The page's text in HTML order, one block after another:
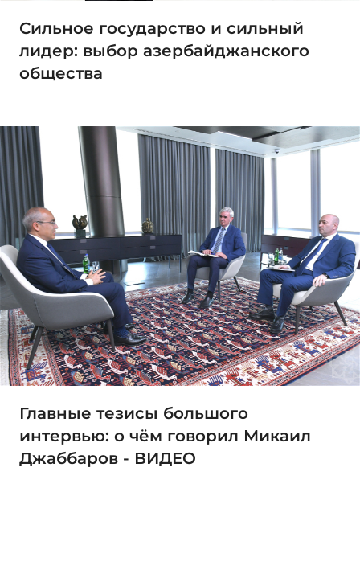
Сильное государство и сильный
лидер: выбор азербайджанского
общества
Главные тезисы большого
интервью: о чём говорил Микаил
Джаббаров - ВИДЕО